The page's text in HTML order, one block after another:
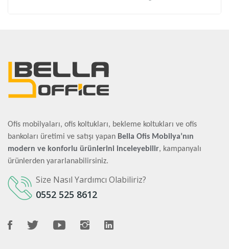
Ofis mobilyaları, ofis koltukları, bekleme koltukları ve ofis
bankoları üretimi ve satışı yapan Bella Ofis Mobilya’nın
modern ve konforlu ürünlerini inceleyebilir, kampanyalı
ürünlerden yararlanabilirsiniz.
Size Nasıl Yardımcı Olabiliriz?
0552 525 8612